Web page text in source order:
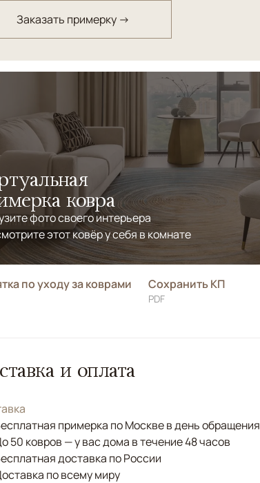
Заказать примерку →
ковра
фото своего интерьера
этот ковёр у себя в комнате
по уходу за коврами Сохранить КП
PDF
и оплата
примерка по Москве в день обращения
50 ковров — у вас дома в течение 48 часов
доставка по России
по всему миру